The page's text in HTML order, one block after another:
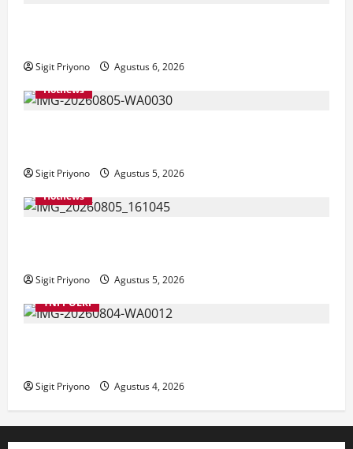
Sigit Priyono
Agustus 6, 2026
Hotnews
Sigit Priyono
Agustus 5, 2026
Hotnews
Sigit Priyono
Agustus 5, 2026
TNI POLRI
Sigit Priyono Agustus 4, 2026